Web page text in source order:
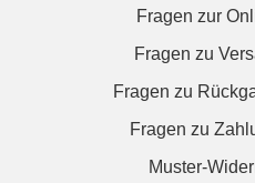
Fragen zur
Fragen zu
Fragen zu
Fragen zu
Muster-